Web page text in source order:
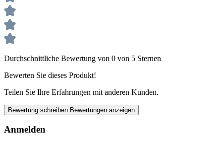
Durchschnittliche Bewertung von 0 von 5 Sternen
Bewerten Sie dieses Produkt!
Teilen Sie Ihre Erfahrungen mit anderen Kunden.
Bewertung schreiben Bewertungen anzeigen
Anmelden